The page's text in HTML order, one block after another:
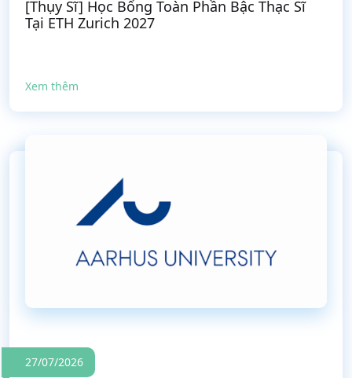
[Thụy Sĩ] Học Bổng Toàn Phần Bậc Thạc Sĩ
Tại ETH Zurich 2027
Xem thêm
27/07/2026